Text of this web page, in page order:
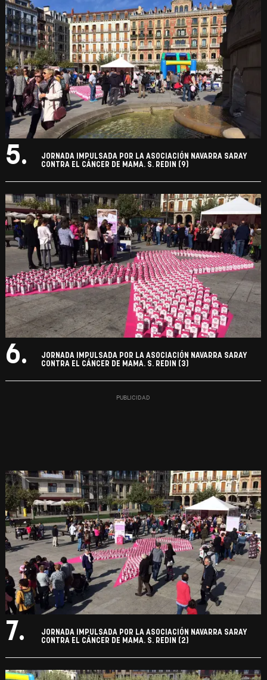
5.
JORNADA IMPULSADA POR LA ASOCIACIÓN NAVARRA SARAY
CONTRA EL CÁNCER DE MAMA. S. REDIN (9)
6.
JORNADA IMPULSADA POR LA ASOCIACIÓN NAVARRA SARAY
CONTRA EL CÁNCER DE MAMA. S. REDIN (3)
7.
JORNADA IMPULSADA POR LA ASOCIACIÓN NAVARRA SARAY
CONTRA EL CÁNCER DE MAMA. S. REDIN (2)